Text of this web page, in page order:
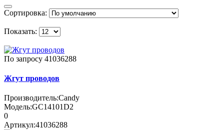
Сортировка:
Показать:
По запросу 41036288
Жгут проводов
Производитель:Candy
Модель:GC14101D2
0
Артикул:41036288